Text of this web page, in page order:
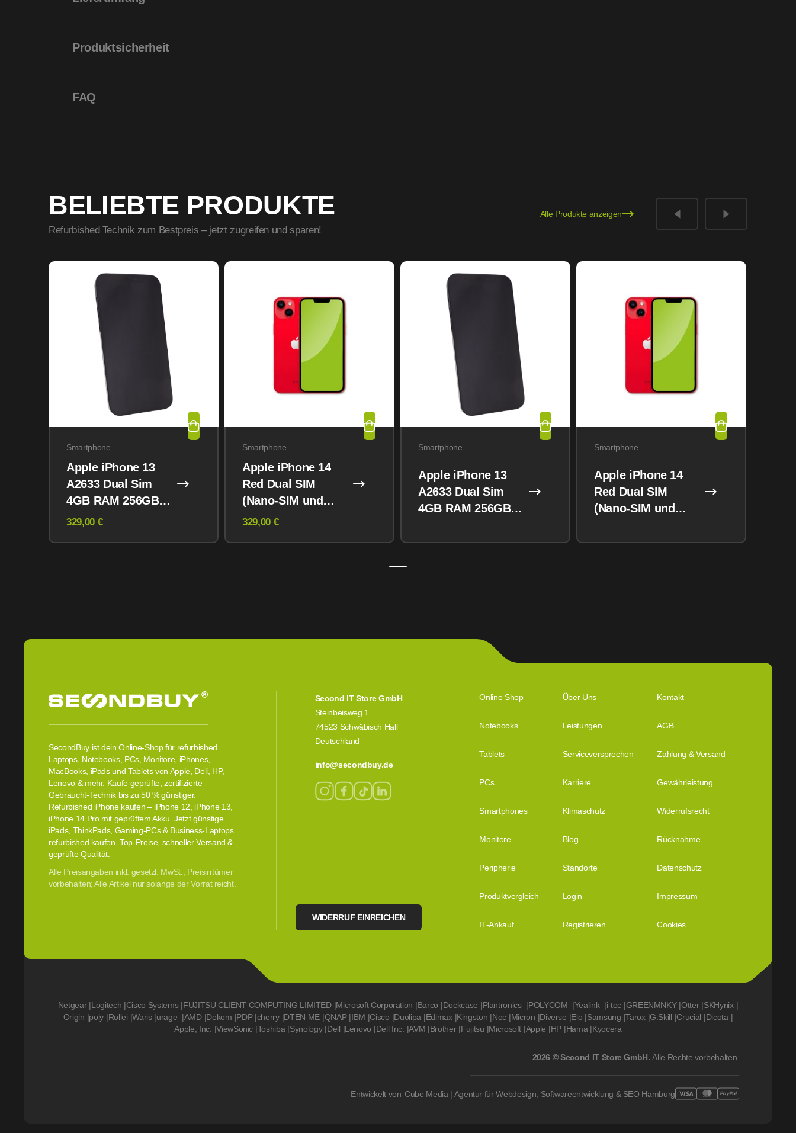
Produktsicherheit
FAQ
BELIEBTE PRODUKTE
Refurbished Technik zum Bestpreis – jetzt zugreifen und sparen!
Alle Produkte anzeigen
Smartphone
Apple iPhone 13
A2633 Dual Sim
4GB RAM 256GB
Midnight
329,00 €
Smartphone
Apple iPhone 14
Red Dual SIM
(Nano-SIM und
eSIM) 128GB
329,00 €
Smartphone
Apple iPhone 13
A2633 Dual Sim
4GB RAM 256GB
Smartphone
Apple iPhone 14
Red Dual SIM
(Nano-SIM und
SecondBuy ist dein Online-Shop für refurbished
Laptops, Notebooks, PCs, Monitore, iPhones,
MacBooks, iPads und Tablets von Apple, Dell, HP,
Lenovo & mehr. Kaufe geprüfte, zertifizierte
Gebraucht-Technik bis zu 50 % günstiger.
Refurbished iPhone kaufen – iPhone 12, iPhone 13,
iPhone 14 Pro mit geprüftem Akku. Jetzt günstige
iPads, ThinkPads, Gaming-PCs & Business-Laptops
refurbished kaufen. Top-Preise, schneller Versand &
geprüfte Qualität.
Alle Preisangaben inkl. gesetzl. MwSt.; Preisirrtümer
vorbehalten; Alle Artikel nur solange der Vorrat reicht.
Second IT Store GmbH
Steinbeisweg 1
74523 Schwäbisch Hall
Deutschland
info@secondbuy.de
WIDERRUF EINREICHEN
Online Shop Über Uns Kontakt
Notebooks Leistungen AGB
Tablets Serviceversprechen Zahlung & Versand
PCs Karriere Gewährleistung
Smartphones Klimaschutz Widerrufsrecht
Monitore Blog Rücknahme
Peripherie Standorte Datenschutz
Produktvergleich Login Impressum
IT-Ankauf Registrieren Cookies
Netgear |Logitech |Cisco Systems |FUJITSU CLIENT COMPUTING LIMITED |Microsoft Corporation |Barco |Dockcase |Plantronics |POLYCOM |Yealink |i-tec |GREENMNKY |Otter |SKHynix |
Origin |poly |Rollei |Waris |urage |AMD |Dekom |PDP |cherry |DTEN ME |QNAP |IBM |Cisco |Duolipa |Edimax |Kingston |Nec |Micron |Diverse |Elo |Samsung |Tarox |G.Skill |Crucial |Dicota |
Apple, Inc. |ViewSonic |Toshiba |Synology |Dell |Lenovo |Dell Inc. |AVM |Brother |Fujitsu |Microsoft |Apple |HP |Hama |Kyocera
2026 © Second IT Store GmbH.Alle Rechte vorbehalten.
Entwickelt von Cube Media | Agentur für Webdesign, Softwareentwicklung & SEO Hamburg